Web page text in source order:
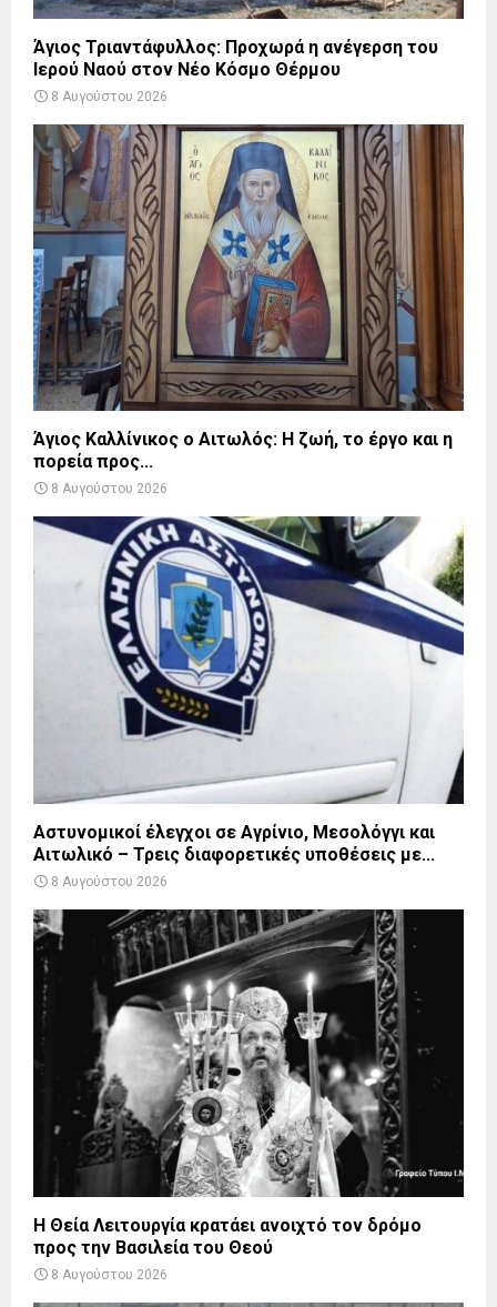
Άγιος Τριαντάφυλλος: Προχωρά η ανέγερση του
Ιερού Ναού στον Νέο Κόσμο Θέρμου
8 Αυγούστου 2026
Άγιος Καλλίνικος ο Αιτωλός: Η ζωή, το έργο και η
πορεία προς...
8 Αυγούστου 2026
Αστυνομικοί έλεγχοι σε Αγρίνιο, Μεσολόγγι και
Αιτωλικό – Τρεις διαφορετικές υποθέσεις με...
8 Αυγούστου 2026
Η Θεία Λειτουργία κρατάει ανοιχτό τον δρόμο
προς την Βασιλεία του Θεού
8 Αυγούστου 2026